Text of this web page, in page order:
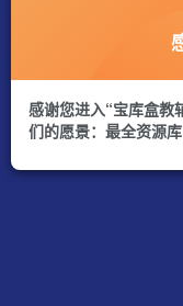
感谢您进入“宝库盒教
们的愿景：最全资源